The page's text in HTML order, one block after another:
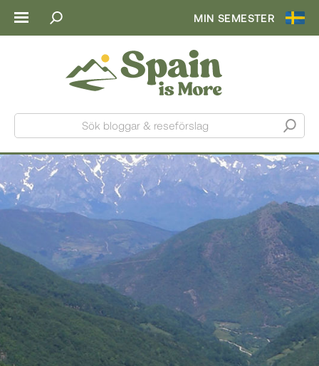
MIN SEMESTER
Sök bloggar & reseförslag